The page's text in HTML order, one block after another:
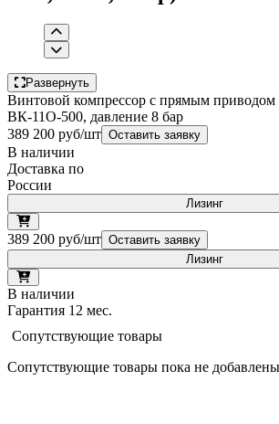
Развернуть
Винтовой компрессор с прямым
ВК-11О-500, давление 8 бар
389 200 руб/шт Оставить заявку
В наличии
Доставка по
России
Лизинг
389 200 руб/шт Оставить заявку
Лизинг
В наличии
Гарантия 12 мес.
Сопутствующие товары
Сопутствующие товары пока не